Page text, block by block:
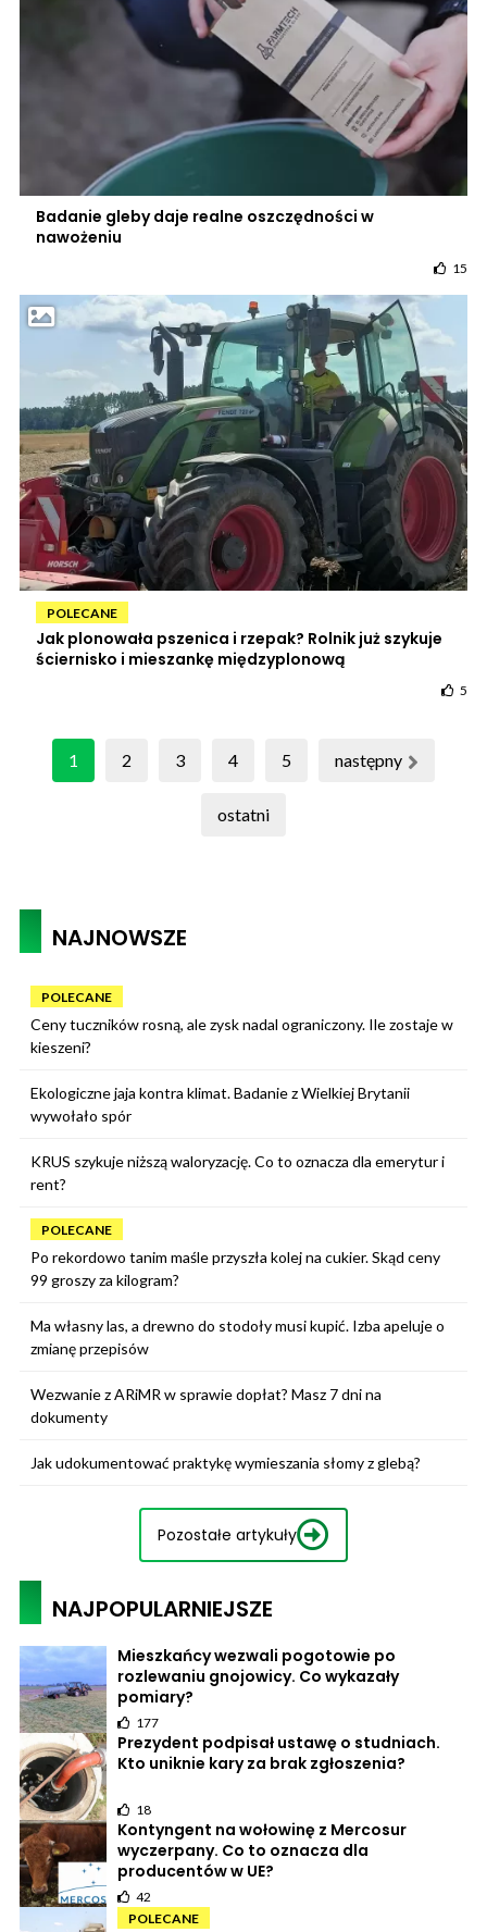
Badanie gleby daje realne oszczędności w
nawożeniu
15
POLECANE
Jak plonowała pszenica i rzepak? Rolnik już szykuje
ściernisko i mieszankę międzyplonową
5
1 2 3 4 5 następny
ostatni
NAJNOWSZE
POLECANE
Ceny tuczników rosną, ale zysk nadal ograniczony. Ile zostaje w
kieszeni?
Ekologiczne jaja kontra klimat. Badanie z Wielkiej Brytanii
wywołało spór
KRUS szykuje niższą waloryzację. Co to oznacza dla emerytur i
rent?
POLECANE
Po rekordowo tanim maśle przyszła kolej na cukier. Skąd ceny
99 groszy za kilogram?
Ma własny las, a drewno do stodoły musi kupić. Izba apeluje o
zmianę przepisów
Wezwanie z ARiMR w sprawie dopłat? Masz 7 dni na
dokumenty
Jak udokumentować praktykę wymieszania słomy z glebą?
Pozostałe artykuły
NAJPOPULARNIEJSZE
Mieszkańcy wezwali pogotowie po
rozlewaniu gnojowicy. Co wykazały
pomiary?
177
Prezydent podpisał ustawę o studniach.
Kto uniknie kary za brak zgłoszenia?
18
Kontyngent na wołowinę z Mercosur
wyczerpany. Co to oznacza dla
producentów w UE?
42
POLECANE